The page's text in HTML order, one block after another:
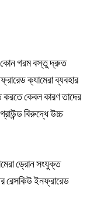
কোন গরম বস্তু দ্রুত
ক্যামেরা ব্যবহার
করতে কেবল কারণ তাদের
বিরুদ্ধে উচ্চ
ড্রোন সংযুক্ত
রেসকিউ ইনফ্রারেড